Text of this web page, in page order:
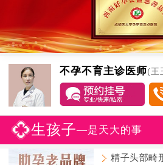
不孕不育主诊医师(王
生孩子—是天大的事
精子头部畸